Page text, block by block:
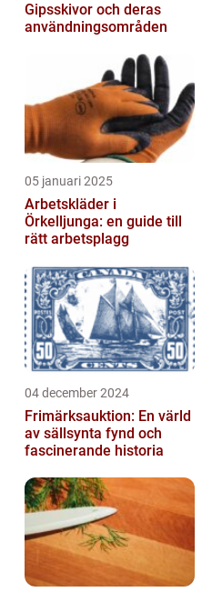
Gipsskivor och deras
användningsområden
05 januari 2025
Arbetskläder i
Örkelljunga: en guide till
rätt arbetsplagg
04 december 2024
Frimärksauktion: En värld
av sällsynta fynd och
fascinerande historia